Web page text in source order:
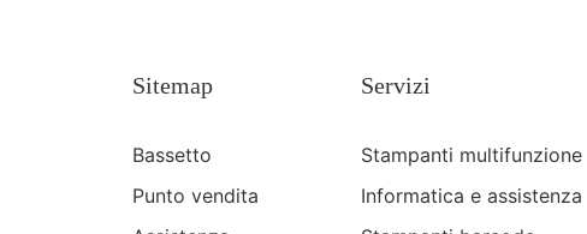
Sitemap
Bassetto
Punto vendita
Servizi
Stampanti multifunzione
Informatica e assistenza